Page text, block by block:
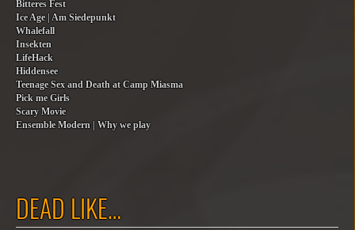
Bitteres Fest
Ice Age | Am Siedepunkt
Whalefall
Insekten
LifeHack
Hiddensee
Teenage Sex and Death at Camp Miasma
Pick me Girls
Scary Movie
Ensemble Modern | Why we play
DEAD LIKE…